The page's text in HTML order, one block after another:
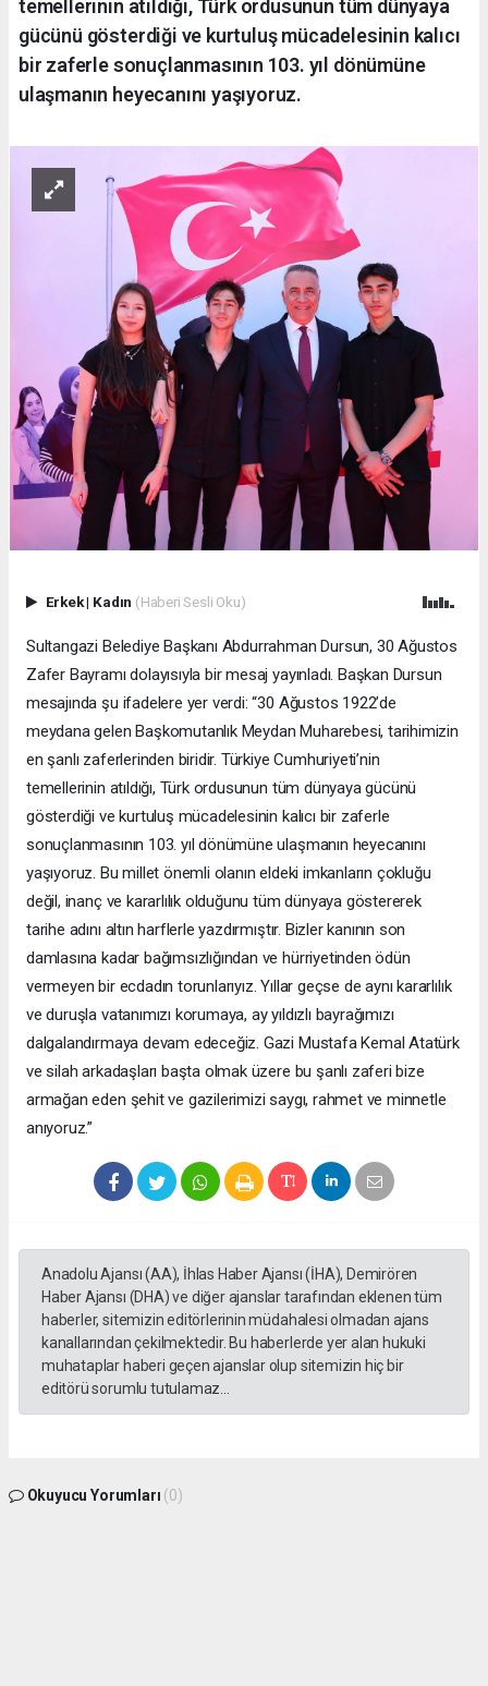
temellerinin atıldığı, Türk ordusunun tüm dünyaya
gücünü gösterdiği ve kurtuluş mücadelesinin kalıcı
bir zaferle sonuçlanmasının 103. yıl dönümüne
ulaşmanın heyecanını yaşıyoruz.
Erkek| Kadın (Haberi Sesli Oku)
Sultangazi Belediye Başkanı Abdurrahman Dursun, 30 Ağustos
Zafer Bayramı dolayısıyla bir mesaj yayınladı. Başkan Dursun
mesajında şu ifadelere yer verdi: “30 Ağustos 1922’de
meydana gelen Başkomutanlık Meydan Muharebesi, tarihimizin
en şanlı zaferlerinden biridir. Türkiye Cumhuriyeti’nin
temellerinin atıldığı, Türk ordusunun tüm dünyaya gücünü
gösterdiği ve kurtuluş mücadelesinin kalıcı bir zaferle
sonuçlanmasının 103. yıl dönümüne ulaşmanın heyecanını
yaşıyoruz. Bu millet önemli olanın eldeki imkanların çokluğu
değil, inanç ve kararlılık olduğunu tüm dünyaya göstererek
tarihe adını altın harflerle yazdırmıştır. Bizler kanının son
damlasına kadar bağımsızlığından ve hürriyetinden ödün
vermeyen bir ecdadın torunlarıyız. Yıllar geçse de aynı kararlılık
ve duruşla vatanımızı korumaya, ay yıldızlı bayrağımızı
dalgalandırmaya devam edeceğiz. Gazi Mustafa Kemal Atatürk
ve silah arkadaşları başta olmak üzere bu şanlı zaferi bize
armağan eden şehit ve gazilerimizi saygı, rahmet ve minnetle
anıyoruz.”
Anadolu Ajansı (AA), İhlas Haber Ajansı (İHA), Demirören
Haber Ajansı (DHA) ve diğer ajanslar tarafından eklenen tüm
haberler, sitemizin editörlerinin müdahalesi olmadan ajans
kanallarından çekilmektedir. Bu haberlerde yer alan hukuki
muhataplar haberi geçen ajanslar olup sitemizin hiç bir
editörü sorumlu tutulamaz...
Okuyucu Yorumları (0)